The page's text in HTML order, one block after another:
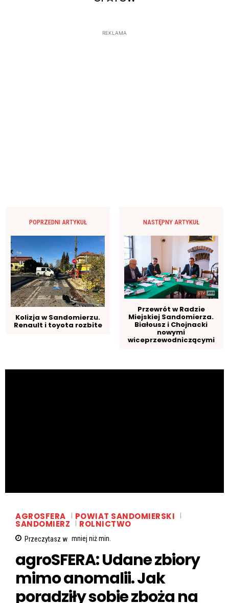
REKLAMA
POPRZEDNI ARTYKUŁ
Kolizja w Sandomierzu.
Renault i toyota rozbite
NASTĘPNY ARTYKUŁ
Przewrót w Radzie
Miejskiej Sandomierza.
Białousz i Chojnacki
nowymi
wiceprzewodniczącymi